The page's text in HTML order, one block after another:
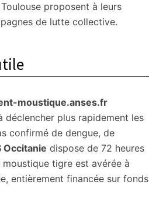
proposent à leurs
de lutte collective.
moustique.anses.fr
plus rapidement les
confirmé de dengue, de
Occitanie dispose de 72 heures
tigre est avérée à
entièrement financée sur fonds